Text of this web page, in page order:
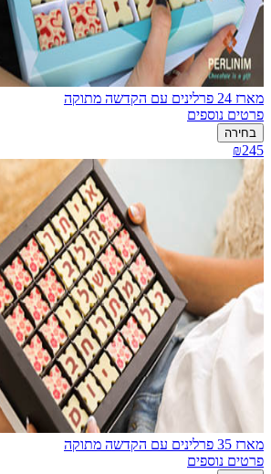
מארז 24 פרלינים עם הקדשה מתוקה
פרטים נוספים
בחירה
₪245
מארז 35 פרלינים עם הקדשה מתוקה
פרטים נוספים